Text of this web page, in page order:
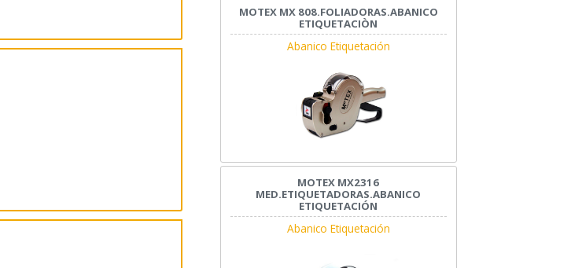
MOTEX MX 808.FOLIADORAS.ABANICO
ETIQUETACIÒN
Abanico Etiquetación
MOTEX MX2316
MED.ETIQUETADORAS.ABANICO
ETIQUETACIÓN
Abanico Etiquetación